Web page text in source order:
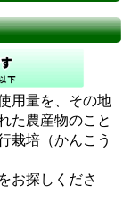
用量を、その地
た農産物のこと
栽培（かんこう
お探しくださ